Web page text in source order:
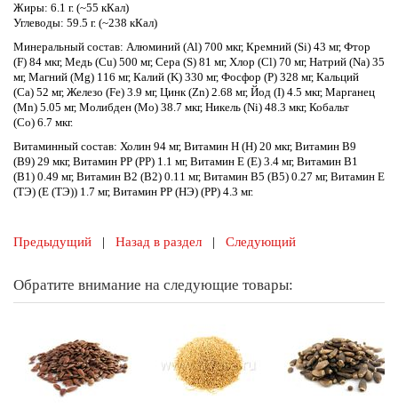
Жиры: 6.1 г. (~55 кКал)
Углеводы: 59.5 г. (~238 кКал)
Минеральный состав: Алюминий (Al) 700 мкг, Кремний (Si) 43 мг, Фтор
(F) 84 мкг, Медь (Cu) 500 мг, Сера (S) 81 мг, Хлор (Cl) 70 мг, Натрий (Na) 35
мг, Магний (Mg) 116 мг, Калий (K) 330 мг, Фосфор (P) 328 мг, Кальций
(Ca) 52 мг, Железо (Fe) 3.9 мг, Цинк (Zn) 2.68 мг, Йод (I) 4.5 мкг, Марганец
(Mn) 5.05 мг, Молибден (Mo) 38.7 мкг, Никель (Ni) 48.3 мкг, Кобальт
(Co) 6.7 мкг.
Витаминный состав: Холин 94 мг, Витамин Н (Н) 20 мкг, Витамин В9
(В9) 29 мкг, Витамин PP (PP) 1.1 мг, Витамин Е (Е) 3.4 мг, Витамин В1
(В1) 0.49 мг, Витамин В2 (В2) 0.11 мг, Витамин В5 (В5) 0.27 мг, Витамин Е
(ТЭ) (Е (ТЭ)) 1.7 мг, Витамин PP (НЭ) (PP) 4.3 мг.
Предыдущий | Назад в раздел | Следующий
Обратите внимание на следующие товары: